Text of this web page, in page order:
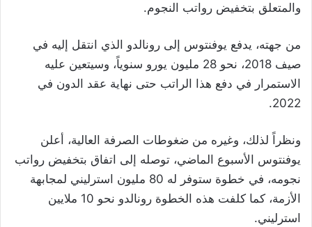
والمتعلق بتخفيض رواتب النجوم.
من جهته، يدفع يوفنتوس إلى رونالدو الذي انتقل إليه في
صيف 2018، نحو 28 مليون يورو سنوياً، وسيتعين عليه
الاستمرار في دفع هذا الراتب حتى نهاية عقد الدون في
2022.
ونظراً لذلك، وغيره من ضغوطات الصرفة العالية، أعلن
يوفنتوس الأسبوع الماضي، توصله إلى اتفاق بتخفيض رواتب
نجومه، في خطوة ستوفر له 80 مليون استرليني لمجابهة
الأزمة، كما كلفت هذه الخطوة رونالدو نحو 10 ملايين
استرليني.